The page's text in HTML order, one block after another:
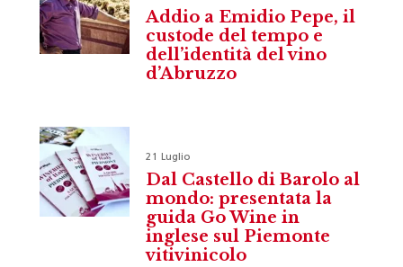
Addio a Emidio Pepe, il
custode del tempo e
dell’identità del vino
d’Abruzzo
21 Luglio
Dal Castello di Barolo al
mondo: presentata la
guida Go Wine in
inglese sul Piemonte
vitivinicolo